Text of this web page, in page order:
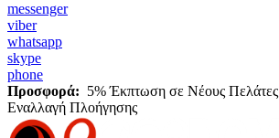
messenger
viber
whatsapp
skype
phone
Προσφορά: 5% Έκπτωση σε Νέους Πελάτες
Εναλλαγή Πλοήγησης